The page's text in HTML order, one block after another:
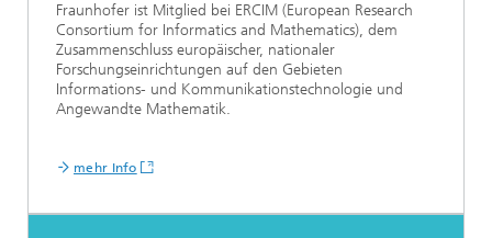
Fraunhofer ist Mitglied bei ERCIM (European Research
Consortium for Informatics and Mathematics), dem
Zusammenschluss europäischer, nationaler
Forschungseinrichtungen auf den Gebieten
Informations- und Kommunikationstechnologie und
Angewandte Mathematik.
mehr Info